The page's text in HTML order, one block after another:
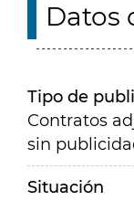
Datos
Tipo de
Contratos
sin
Situación